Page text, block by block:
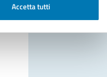
Accetta tutti